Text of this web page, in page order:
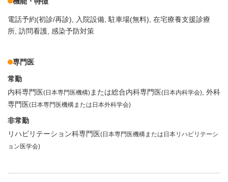
電話予約(初診/再診) 入院設備 駐車場(無料) 在宅療養支援診療
所 訪問看護 感染予防対策
専門医
常勤
内科専門医(日本専門医機構)または総合内科専門医(日本内科学会) 外科
専門医(日本専門医機構または日本外科学会)
非常勤
リハビリテーション科専門医(日本専門医機構または日本リハビリテーシ
ョン医学会)